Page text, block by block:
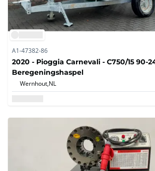
A1-47382-86
2020 - Pioggia Carnevali - C750/15 90-
Beregeningshaspel
Wernhout,NL